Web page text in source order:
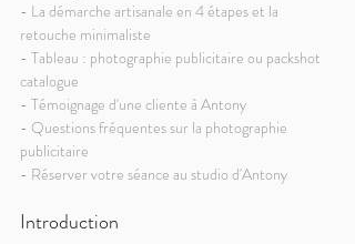
- La démarche artisanale en 4 étapes et la
retouche minimaliste
- Tableau : photographie publicitaire ou packshot
catalogue
- Témoignage d'une cliente à Antony
- Questions fréquentes sur la photographie
publicitaire
- Réserver votre séance au studio d'Antony
Introduction